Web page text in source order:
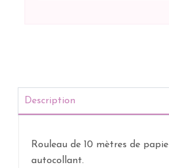
Description
Rouleau de 10 mètres de
autocollant.